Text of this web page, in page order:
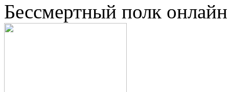
Бессмертный полк онлайн